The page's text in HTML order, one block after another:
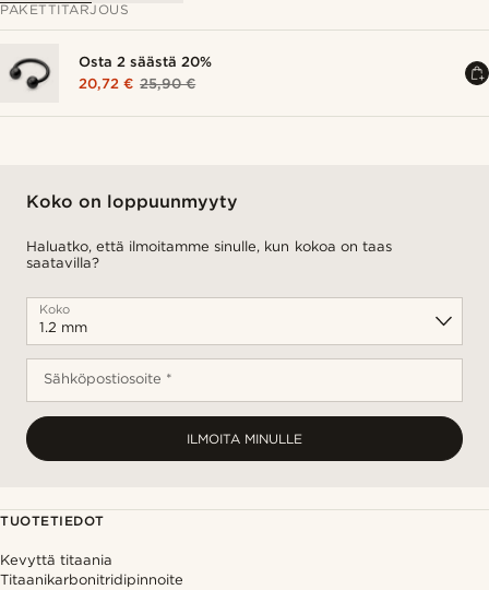
PAKETTITARJOUS
Osta 2 säästä 20%
20,72 € 25,90 €
Koko on loppuunmyyty
Haluatko, että ilmoitamme sinulle, kun kokoa on taas
saatavilla?
Koko
Sähköpostiosoite *
ILMOITA MINULLE
TUOTETIEDOT
Kevyttä titaania
Titaanikarbonitridipinnoite